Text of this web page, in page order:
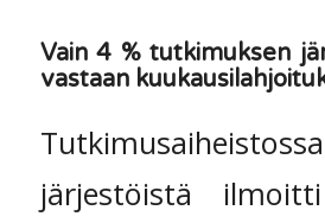
Vain 4 % tutkimuksen
vastaan
järjestöistä